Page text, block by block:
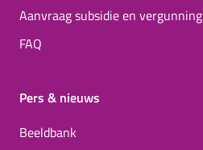
Aanvraag subsidie en vergunning
FAQ
Pers & nieuws
Beeldbank